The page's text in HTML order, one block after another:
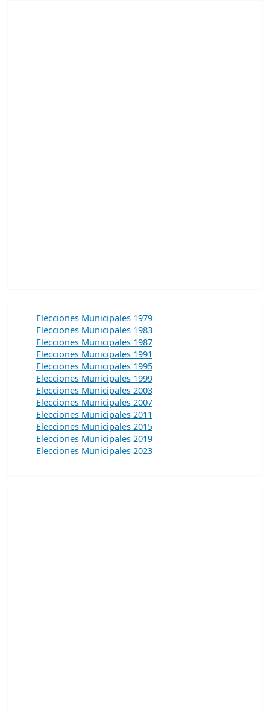
Elecciones Municipales 1979
Elecciones Municipales 1983
Elecciones Municipales 1987
Elecciones Municipales 1991
Elecciones Municipales 1995
Elecciones Municipales 1999
Elecciones Municipales 2003
Elecciones Municipales 2007
Elecciones Municipales 2011
Elecciones Municipales 2015
Elecciones Municipales 2019
Elecciones Municipales 2023